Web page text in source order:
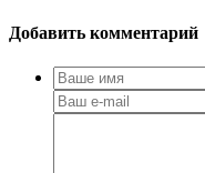
Добавить комментарий